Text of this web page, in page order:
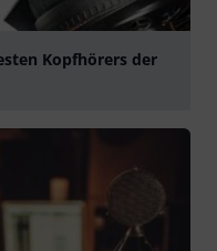
Kopfhörers der